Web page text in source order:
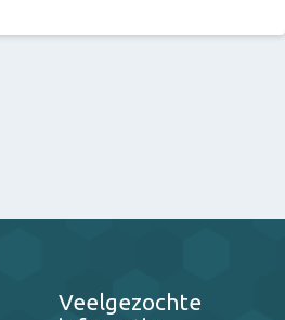
Veelgezochte